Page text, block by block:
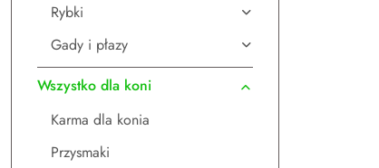
Rybki
Gady i płazy
Wszystko dla koni
Karma dla konia
Przysmaki